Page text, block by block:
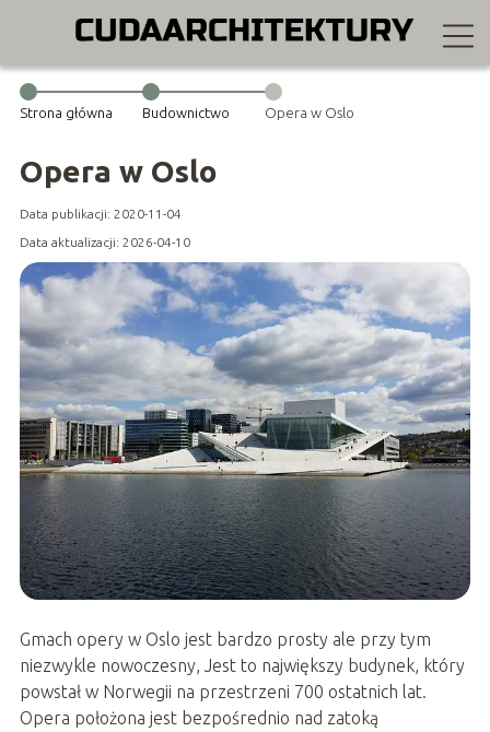
Strona główna Budownictwo Opera w Oslo
Opera w Oslo
Data publikacji: 2020-11-04
Data aktualizacji: 2026-04-10
Gmach opery w Oslo jest bardzo prosty ale przy tym
niezwykle nowoczesny, Jest to największy budynek, który
powstał w Norwegii na przestrzeni 700 ostatnich lat.
Opera położona jest bezpośrednio nad zatoką